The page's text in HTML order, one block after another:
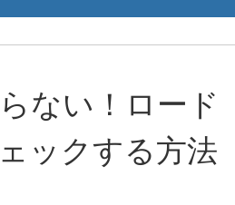
ない！ロード
ックする方法